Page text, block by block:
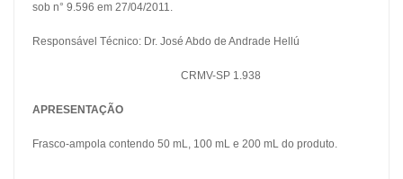
sob n° 9.596 em 27/04/2011.
Responsável Técnico: Dr. José Abdo de Andrade Hellú
CRMV-SP 1.938
APRESENTAÇÃO
Frasco-ampola contendo 50 mL, 100 mL e 200 mL do produto.